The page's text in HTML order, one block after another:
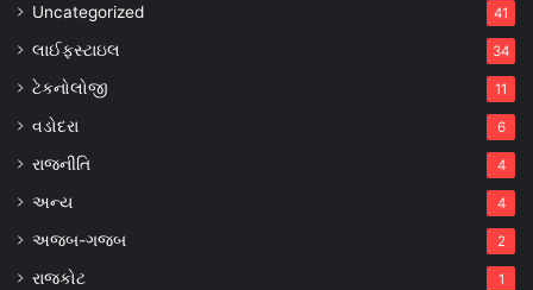
Uncategorized 41
લાઈફસ્ટાઇલ 34
ટેકનોલોજી 11
વડોદરા 6
રાજનીતિ 4
અન્ય 4
અજબ-ગજબ 2
રાજકોટ 1